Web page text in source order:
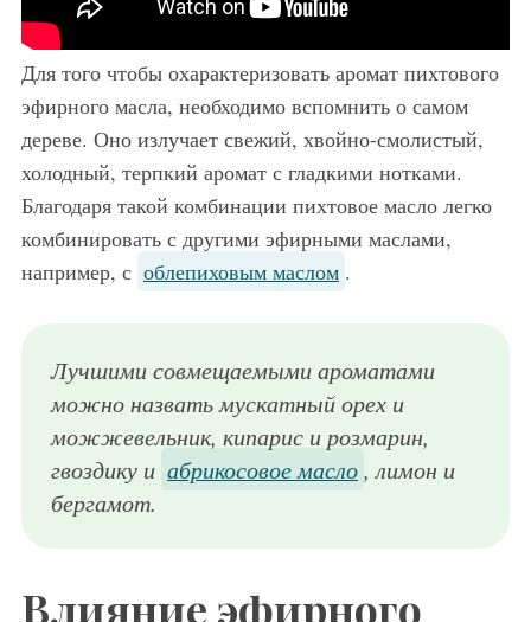
Для того чтобы охарактеризовать аромат пихтового
эфирного масла, необходимо вспомнить о самом
дереве. Оно излучает свежий, хвойно-смолистый,
холодный, терпкий аромат с гладкими нотками.
Благодаря такой комбинации пихтовое масло легко
комбинировать с другими эфирными маслами,
например, с облепиховым маслом .
Лучшими совмещаемыми ароматами
можно назвать мускатный орех и
можжевельник, кипарис и розмарин,
гвоздику и абрикосовое масло, лимон и
бергамот.
Влияние эфирного